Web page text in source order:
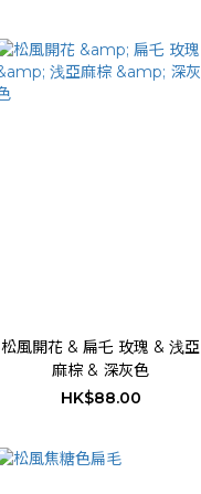
松風開花 & 扁乇 玫瑰 & 浅亞
麻棕 & 深灰色
HK$88.00